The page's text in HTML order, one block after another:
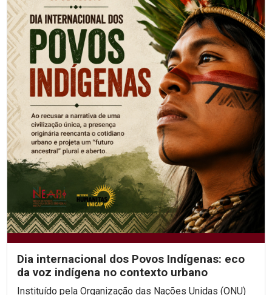
Dia internacional dos Povos Indígenas: eco
da voz indígena no contexto urbano
Instituído pela Organização das Nações Unidas (ONU)